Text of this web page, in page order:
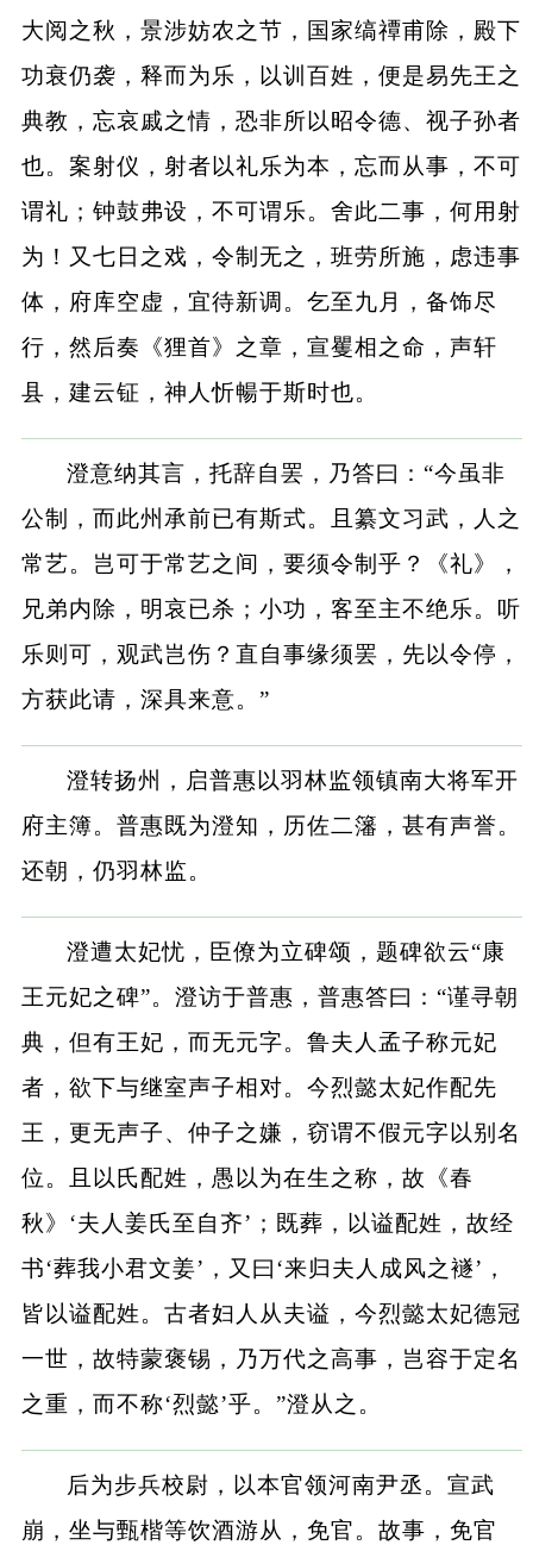
大阅之秋，景涉妨农之节，国家缟禫甫除，殿下
功衰仍袭，释而为乐，以训百姓，便是易先王之
典教，忘哀戚之情，恐非所以昭令德、视子孙者
也。案射仪，射者以礼乐为本，忘而从事，不可
谓礼；钟鼓弗设，不可谓乐。舍此二事，何用射
为！又七日之戏，令制无之，班劳所施，虑违事
体，府库空虚，宜待新调。乞至九月，备饰尽
行，然后奏《狸首》之章，宣矍相之命，声轩
县，建云钲，神人忻暢于斯时也。
澄意纳其言，托辞自罢，乃答曰：“今虽非
公制，而此州承前已有斯式。且纂文习武，人之
常艺。岂可于常艺之间，要须令制乎？《礼》，
兄弟内除，明哀已杀；小功，客至主不绝乐。听
乐则可，观武岂伤？直自事缘须罢，先以令停，
方获此请，深具来意。”
澄转扬州，启普惠以羽林监领镇南大将军开
府主簿。普惠既为澄知，历佐二籓，甚有声誉。
还朝，仍羽林监。
澄遭太妃忧，臣僚为立碑颂，题碑欲云“康
王元妃之碑”。澄访于普惠，普惠答曰：“谨寻朝
典，但有王妃，而无元字。鲁夫人孟子称元妃
者，欲下与继室声子相对。今烈懿太妃作配先
王，更无声子、仲子之嫌，窃谓不假元字以别名
位。且以氏配姓，愚以为在生之称，故《春
秋》‘夫人姜氏至自齐’；既葬，以谥配姓，故经
书‘葬我小君文姜’，又曰‘来归夫人成风之襚’，
皆以谥配姓。古者妇人从夫谥，今烈懿太妃德冠
一世，故特蒙褒锡，乃万代之高事，岂容于定名
之重，而不称‘烈懿’乎。”澄从之。
后为步兵校尉，以本官领河南尹丞。宣武
崩，坐与甄楷等饮酒游从，免官。故事，免官